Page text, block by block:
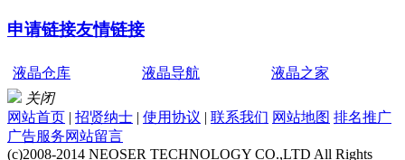
申请链接友情链接
液晶仓库 液晶导航
液晶之家
关闭
网站首页 | 招贤纳士 | 使用协议 | 联系我们 网站地图 排名推广
广告服务网站留言
(c)2008-2014 NEOSER TECHNOLOGY CO.,LTD All Rights